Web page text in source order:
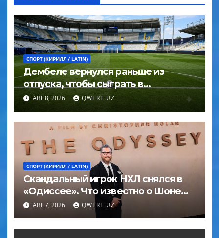
СПОРТ (КИРИЛЛ / LATIN)
Дембеле вернулся раньше из
отпуска, чтобы сыграть в
Суперкубке УЕФА
АВГ 8, 2026 QWERT.UZ
СПОРТ (КИРИЛЛ / LATIN)
Скандальный игрок НХЛ снялся в
«Одиссее». Что известно о Шоне
Эйвери
АВГ 7, 2026 QWERT.UZ